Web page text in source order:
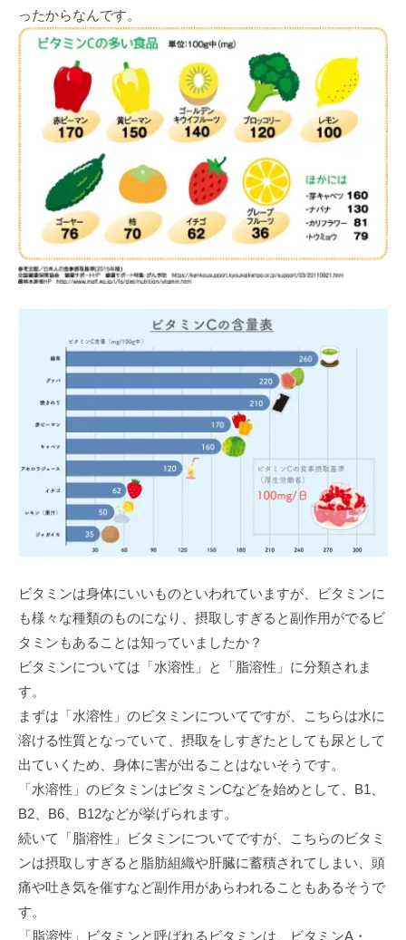
ったからなんです。
ビタミンは身体にいいものといわれていますが、ビタミンに
も様々な種類のものになり、摂取しすぎると副作用がでるビ
タミンもあることは知っていましたか？
ビタミンについては「水溶性」と「脂溶性」に分類されま
す。
まずは「水溶性」のビタミンについてですが、こちらは水に
溶ける性質となっていて、摂取をしすぎたとしても尿として
出ていくため、身体に害が出ることはないそうです。
「水溶性」のビタミンはビタミンCなどを始めとして、B1、
B2、B6、B12などが挙げられます。
続いて「脂溶性」ビタミンについてですが、こちらのビタミ
ンは摂取しすぎると脂肪組織や肝臓に蓄積されてしまい、頭
痛や吐き気を催すなど副作用があらわれることもあるそうで
す。
「脂溶性」ビタミンと呼ばれるビタミンは、ビタミンA・